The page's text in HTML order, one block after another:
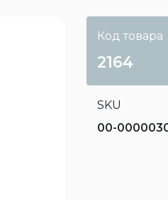
Код товара
2164
SKU
00-